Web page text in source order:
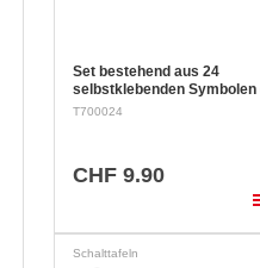
Set bestehend aus 24
selbstklebenden Symbolen
Schalter und Druckschalter
T700024
CHF 9.90
Schalttafeln